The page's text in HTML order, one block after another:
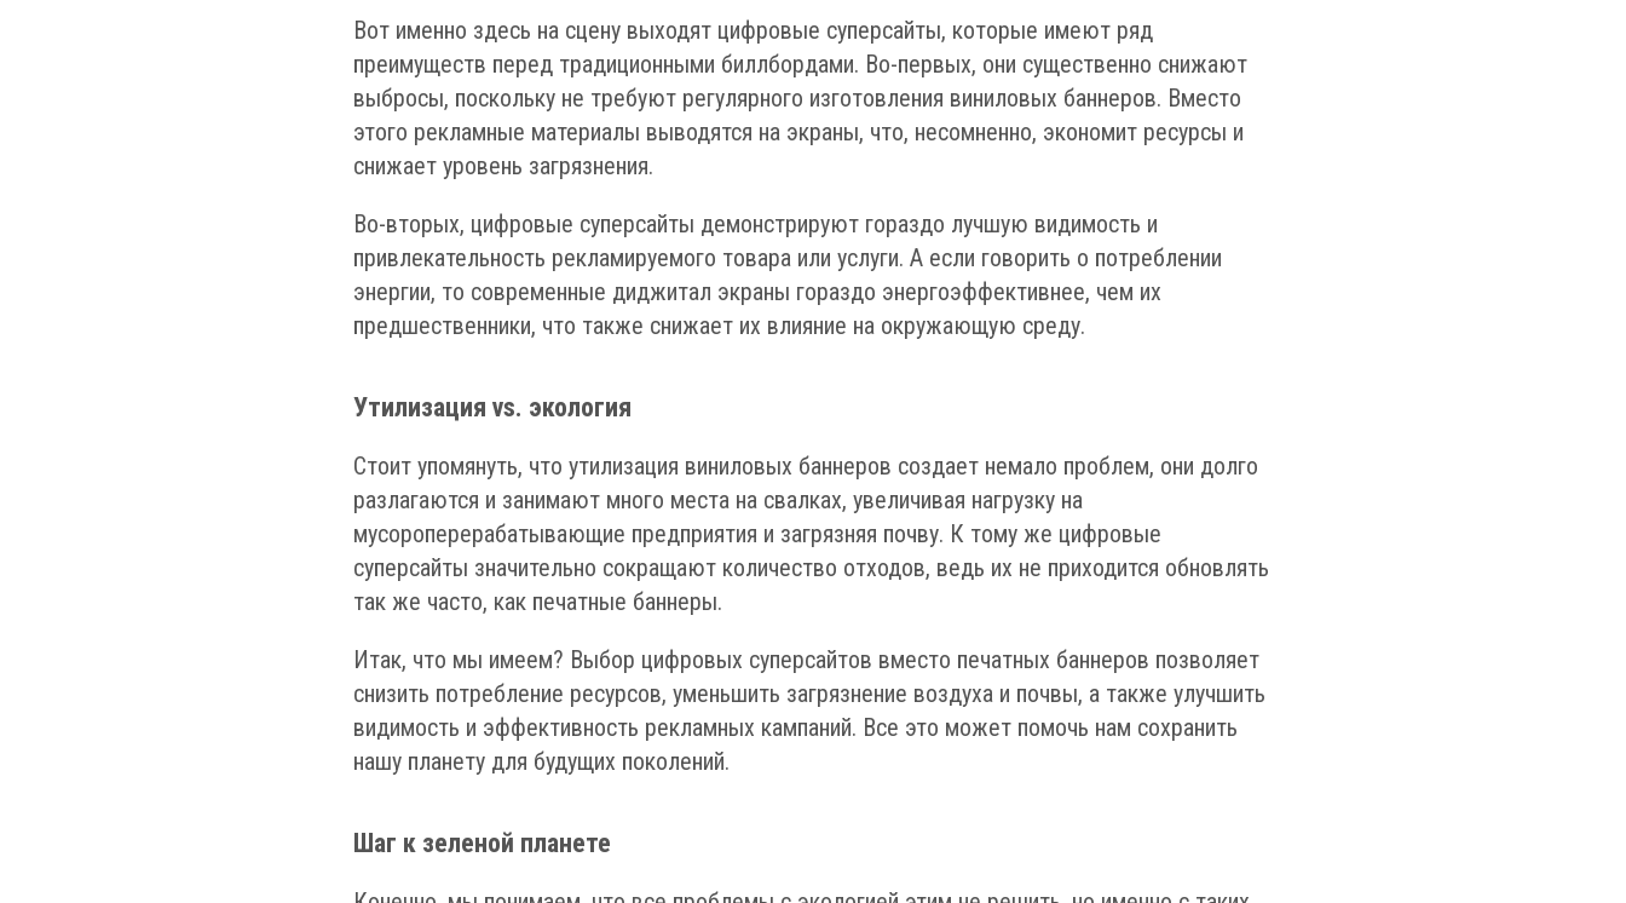
Вот именно здесь на сцену выходят цифровые суперсайты, которые имеют ряд
преимуществ перед традиционными биллбордами. Во-первых, они существенно снижают
выбросы, поскольку не требуют регулярного изготовления виниловых баннеров. Вместо
этого рекламные материалы выводятся на экраны, что, несомненно, экономит ресурсы и
снижает уровень загрязнения.
Во-вторых, цифровые суперсайты демонстрируют гораздо лучшую видимость и
привлекательность рекламируемого товара или услуги. А если говорить о потреблении
энергии, то современные диджитал экраны гораздо энергоэффективнее, чем их
предшественники, что также снижает их влияние на окружающую среду.
Утилизация vs. экология
Стоит упомянуть, что утилизация виниловых баннеров создает немало проблем, они долго
разлагаются и занимают много места на свалках, увеличивая нагрузку на
мусороперерабатывающие предприятия и загрязняя почву. К тому же цифровые
суперсайты значительно сокращают количество отходов, ведь их не приходится обновлять
так же часто, как печатные баннеры.
Итак, что мы имеем? Выбор цифровых суперсайтов вместо печатных баннеров позволяет
снизить потребление ресурсов, уменьшить загрязнение воздуха и почвы, а также улучшить
видимость и эффективность рекламных кампаний. Все это может помочь нам сохранить
нашу планету для будущих поколений.
Шаг к зеленой планете